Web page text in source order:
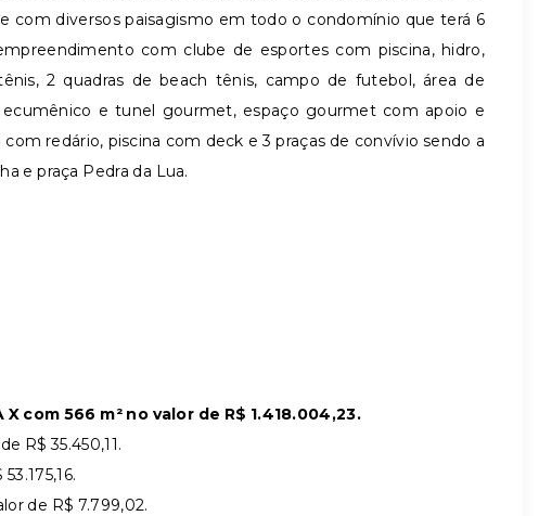
com diversos paisagismo em todo o condomínio que terá 6
com clube de esportes com piscina, hidro,
2 quadras de beach tênis, campo de futebol, área de
e tunel gourmet, espaço gourmet com apoio e
redário, piscina com deck e 3 praças de convívio sendo a
e praça Pedra da Lua.
com 566 m² no valor de R$ 1.418.004,23.
R$ 35.450,11.
de R$ 7.799,02.